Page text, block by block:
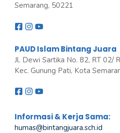
Semarang, 50221
PAUD Islam Bintang Juara
Jl. Dewi Sartika No. 82, RT 02/
Kec. Gunung Pati, Kota
Informasi & Kerja Sama:
humas@bintangjuara.sch.id